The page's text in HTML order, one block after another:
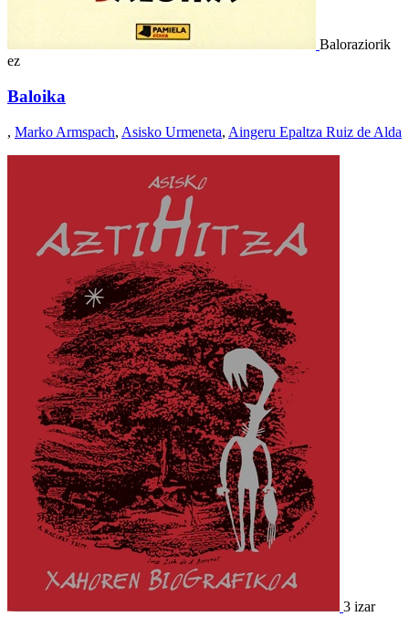
Baloraziorik
ez
Baloika
, Marko Armspach, Asisko Urmeneta, Aingeru Epaltza Ruiz de Alda
3 izar